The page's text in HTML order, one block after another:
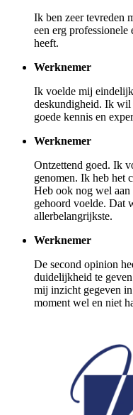
Ik ben zeer tevreden
een erg
heeft.
Werknemer
Ik voelde mij
deskundigheid. Ik wil
goede kennis en
Werknemer
Ontzettend goed. Ik
genomen. Ik heb het
Heb ook nog wel aan
gehoord voelde. Dat
allerbelangrijkste.
Werknemer
De second opinion
duidelijkheid te
mij inzicht gegeven
moment wel en niet